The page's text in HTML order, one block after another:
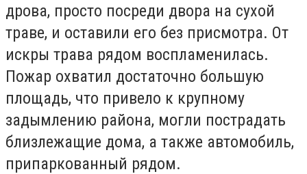
дрова, просто посреди двора на сухой
траве, и оставили его без присмотра. От
искры трава рядом воспламенилась.
Пожар охватил достаточно большую
площадь, что привело к крупному
задымлению района, могли пострадать
близлежащие дома, а также автомобиль,
припаркованный рядом.